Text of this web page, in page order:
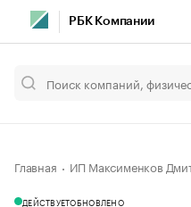
РБК Компании
Главная ИП Максименков
ДЕЙСТВУЕТОБНОВЛЕНО